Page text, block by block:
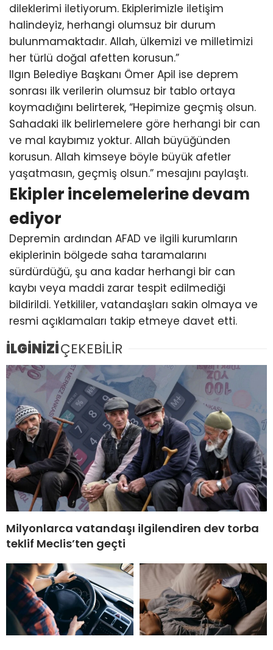
dileklerimi iletiyorum. Ekiplerimizle iletişim
halindeyiz, herhangi olumsuz bir durum
bulunmamaktadır. Allah, ülkemizi ve milletimizi
her türlü doğal afetten korusun.”
Ilgın Belediye Başkanı Ömer Apil ise deprem
sonrası ilk verilerin olumsuz bir tablo ortaya
koymadığını belirterek, “Hepimize geçmiş olsun.
Sahadaki ilk belirlemelere göre herhangi bir can
ve mal kaybımız yoktur. Allah büyüğünden
korusun. Allah kimseye böyle büyük afetler
yaşatmasın, geçmiş olsun.” mesajını paylaştı.
Ekipler incelemelerine devam
ediyor
Depremin ardından AFAD ve ilgili kurumların
ekiplerinin bölgede saha taramalarını
sürdürdüğü, şu ana kadar herhangi bir can
kaybı veya maddi zarar tespit edilmediği
bildirildi. Yetkililer, vatandaşları sakin olmaya ve
resmi açıklamaları takip etmeye davet etti.
İLGİNİZİÇEKEBİLİR
Milyonlarca vatandaşı ilgilendiren dev torba
teklif Meclis’ten geçti